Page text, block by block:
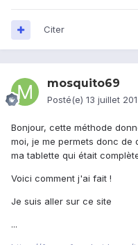
Citer
mosquito69
Posté(e) 13 juillet
Bonjour, cette méthode
moi, je me permets donc de
ma tablette qui était
Voici comment j'ai fait !
Je suis aller sur ce site
...